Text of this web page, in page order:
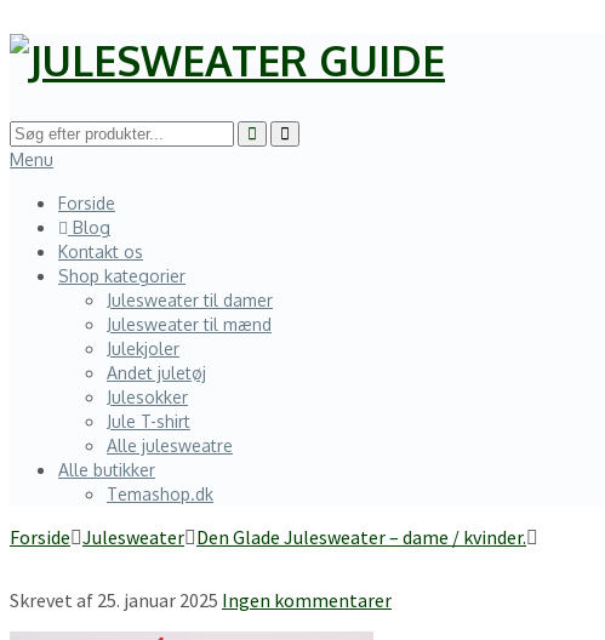
Menu
Forside
Blog
Kontakt os
Shop kategorier
Julesweater til damer
Julesweater til mænd
Julekjoler
Andet juletøj
Julesokker
Jule T-shirt
Alle julesweatre
Alle butikker
Temashop.dk
Forside Julesweater Den Glade Julesweater – dame / kvinder.
Skrevet af 25. januar 2025 Ingen kommentarer